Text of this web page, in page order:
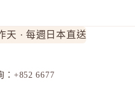
· 每週日本直送
： +852 6677